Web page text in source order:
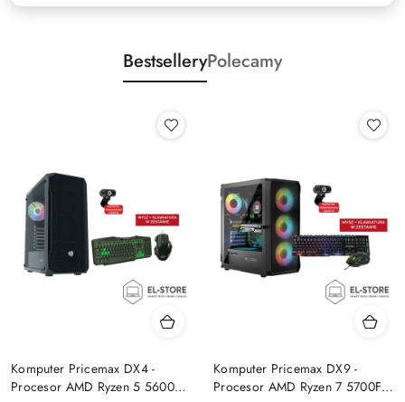
BestselleryPolecamy
Komputer Pricemax DX4 -
Procesor AMD Ryzen 5 5600G
Komputer Pricemax DX9 -
Procesor AMD Ryzen 7 5700F |